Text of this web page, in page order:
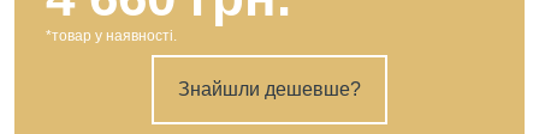
*товар у наявності.
Знайшли дешевше?